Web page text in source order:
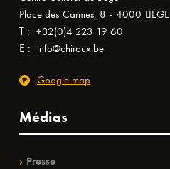
Place des Carmes, 8 - 4000 LIÈGE
T : +32(0)4 223 19 60
E : info@chiroux.be
Google map
Médias
Presse